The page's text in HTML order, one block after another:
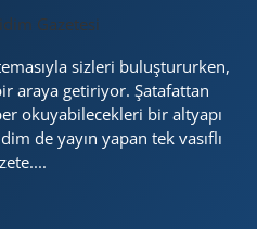
sizleri buluştururken,
araya getiriyor. Şatafattan
okuyabilecekleri bir altyapı
de yayın yapan tek vasıflı